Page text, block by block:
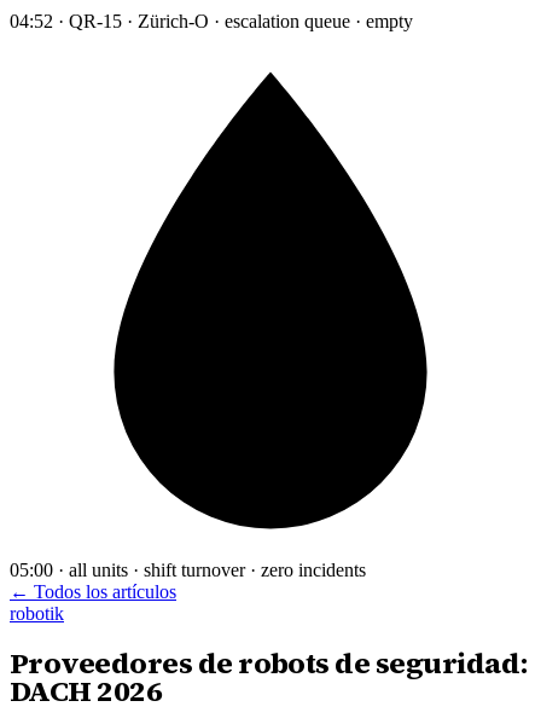
04:52 · QR-15 · Zürich-O · escalation queue · empty
05:00 · all units · shift turnover · zero incidents
← Todos los artículos
robotik
Proveedores de robots de seguridad:
DACH 2026